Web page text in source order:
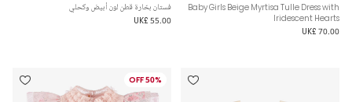
Baby Girls Beige Myrtisa Tulle Dress with
Iridescent Hearts
UK£ 70.00
فستان بحّارة قطن لون أبيض وكحلي
UK£ 55.00
50% OFF